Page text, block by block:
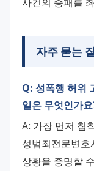
자주 묻는
Q: 성폭행 허위
일은 무엇인가
A: 가장 먼저 침
성범죄전문변호
상황을 증명할